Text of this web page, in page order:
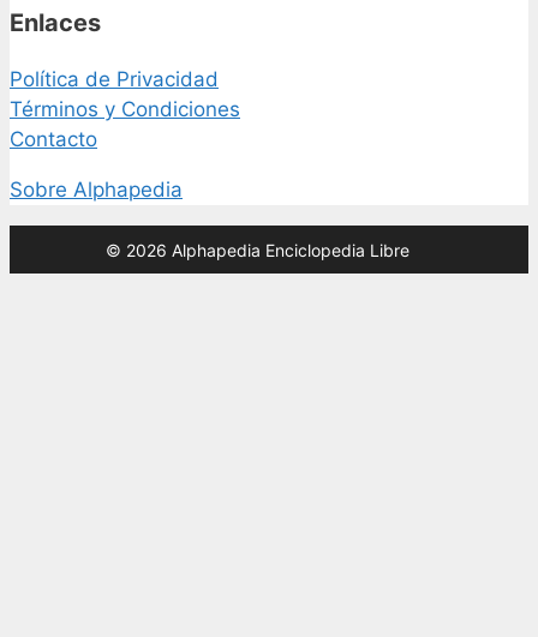
Enlaces
Política de Privacidad
Términos y Condiciones
Contacto
Sobre Alphapedia